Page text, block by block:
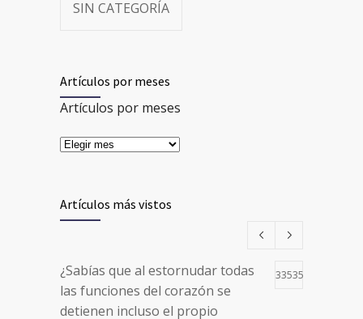
SIN CATEGORÍA
Artículos por meses
Artículos por meses
Artículos más vistos
¿Sabías que al estornudar todas
las funciones del corazón se
detienen incluso el propio
33535